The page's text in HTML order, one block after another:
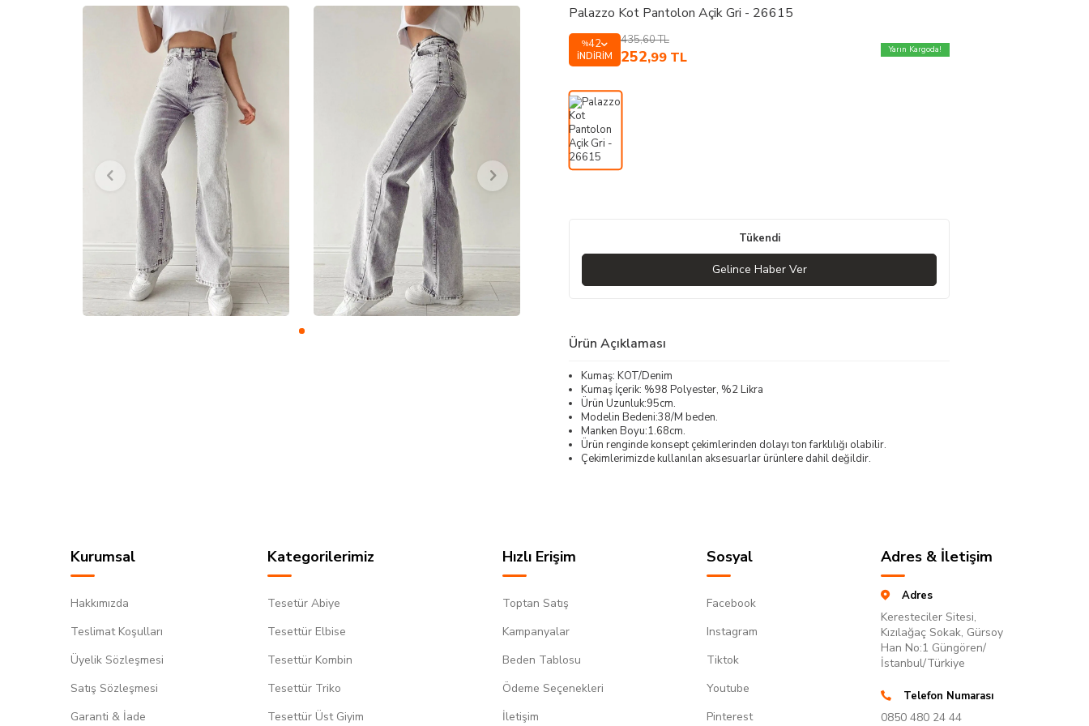
Palazzo Kot Pantolon Açik Gri - 26615
%42
İNDIRIM
435,60TL
252,99 TL Yarın Kargoda!
Tükendi
Gelince Haber Ver
Ürün Açıklaması
Kumaş: KOT/Denim
Kumaş İçerik: %98 Polyester, %2 Likra
Ürün Uzunluk:95cm.
Modelin Bedeni:38/M beden.
Manken Boyu:1.68cm.
Ürün renginde konsept çekimlerinden dolayı ton farklılığı olabilir.
Çekimlerimizde kullanılan aksesuarlar ürünlere dahil değildir.
Kurumsal
Hakkımızda
Teslimat Koşulları
Üyelik Sözleşmesi
Satış Sözleşmesi
Garanti & İade
Kategorilerimiz
Tesetür Abiye
Tesettür Elbise
Tesettür Kombin
Tesettür Triko
Tesettür Üst Giyim
Hızlı Erişim
Toptan Satış
Kampanyalar
Beden Tablosu
Ödeme Seçenekleri
İletişim
Sosyal
Facebook
Instagram
Tiktok
Youtube
Pinterest
Adres & İletişim
Adres
Keresteciler Sitesi,
Kızılağaç Sokak, Gürsoy
Han No:1 Güngören/
İstanbul/Türkiye
Telefon Numarası
0850 480 24 44